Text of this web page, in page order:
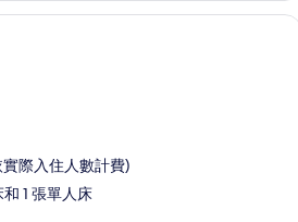
簾、免費搖籃/嬰兒床高級寢具、客房內保險箱、遮光
際入住人數計費)
1 張單人床